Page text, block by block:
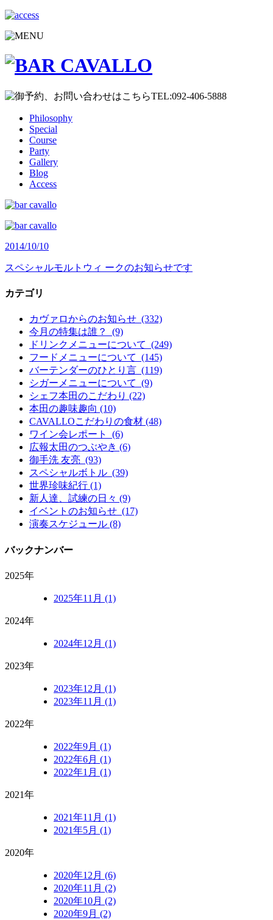
Philosophy
Special
Course
Party
Gallery
Blog
Access
2014/10/10
スペシャルモルトウィ ークのお知らせです
カテゴリ
カヴァロからのお知らせ (332)
今月の特集は誰？ (9)
ドリンクメニューについて (249)
フードメニューについて (145)
バーテンダーのひとり言 (119)
シガーメニューについて (9)
シェフ本田のこだわり (22)
本田の趣味趣向 (10)
CAVALLOこだわりの食材 (48)
ワイン会レポート (6)
広報太田のつぶやき (6)
御手洗 友亮 (93)
スペシャルボトル (39)
世界珍味紀行 (1)
新人達、試練の日々 (9)
イベントのお知らせ (17)
演奏スケジュール (8)
バックナンバー
2025年
2025年11月 (1)
2024年
2024年12月 (1)
2023年
2023年12月 (1)
2023年11月 (1)
2022年
2022年9月 (1)
2022年6月 (1)
2022年1月 (1)
2021年
2021年11月 (1)
2021年5月 (1)
2020年
2020年12月 (6)
2020年11月 (2)
2020年10月 (2)
2020年9月 (2)